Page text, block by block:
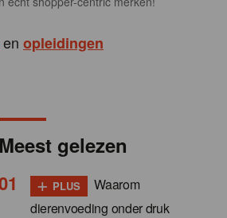
en opleidingen
Meest gelezen
+ PLUS
Waarom
dierenvoeding onder druk